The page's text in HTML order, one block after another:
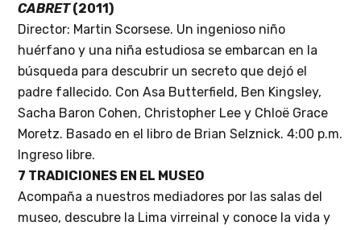
CABRET(2011)
Director: Martin Scorsese. Un ingenioso niño
huérfano y una niña estudiosa se embarcan en la
búsqueda para descubrir un secreto que dejó el
padre fallecido. Con Asa Butterfield, Ben Kingsley,
Sacha Baron Cohen, Christopher Lee y Chloë Grace
Moretz. Basado en el libro de Brian Selznick.4:00 p.m.
Ingreso libre.
7 TRADICIONES EN EL MUSEO
Acompaña a nuestros mediadores por las salas del
museo, descubre la Lima virreinal y conoce la vida y